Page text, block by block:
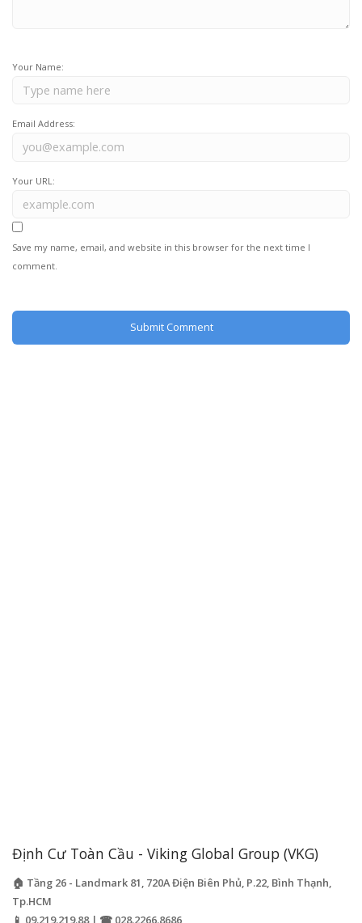
Your Name:
Email Address:
Your URL:
Save my name, email, and website in this browser for the next time I
comment.
Định Cư Toàn Cầu - Viking Global Group (VKG)
🏠 Tầng 26 - Landmark 81, 720A Điện Biên Phủ, P.22, Bình Thạnh,
Tp.HCM
📱 09.219.219.88 | ☎ 028.2266.8686